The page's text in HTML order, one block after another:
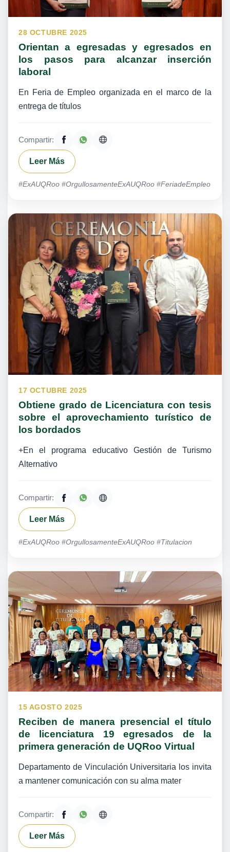
28 OCTUBRE 2025
Orientan a egresadas y egresados en
los pasos para alcanzar inserción
laboral
En Feria de Empleo organizada en el marco de la
entrega de títulos
Compartir:
Leer Más
#ExAUQRoo #OrgullosamenteExAUQRoo #FeriadeEmpleo
17 OCTUBRE 2025
Obtiene grado de Licenciatura con tesis
sobre el aprovechamiento turístico de
los bordados
+En el programa educativo Gestión de Turismo
Alternativo
Compartir:
Leer Más
#ExAUQRoo #OrgullosamenteExAUQRoo #Titulacion
15 AGOSTO 2025
Reciben de manera presencial el título
de licenciatura 19 egresados de la
primera generación de UQRoo Virtual
Departamento de Vinculación Universitaria los invita
a mantener comunicación con su alma mater
Compartir:
Leer Más